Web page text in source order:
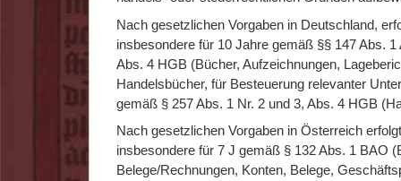
Nach gesetzlichen Vorgaben in Deutschland,
insbesondere für 10 Jahre gemäß §§ 147 Abs.
Abs. 4 HGB (Bücher, Aufzeichnungen,
Handelsbücher, für Besteuerung relevanter
gemäß § 257 Abs. 1 Nr. 2 und 3, Abs. 4 HGB
Nach gesetzlichen Vorgaben in Österreich
insbesondere für 7 J gemäß § 132 Abs. 1 BAO
Belege/Rechnungen, Konten, Belege,